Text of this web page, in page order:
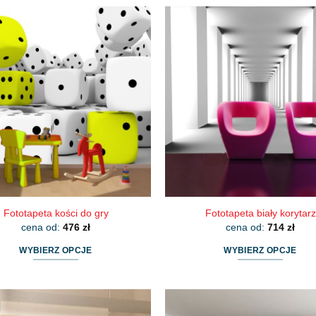
wariantów.
Opcje
można
wybrać
stronie
produktu
wiele
wariantów.
Opcje
można
wybrać
na
stronie
produktu
Fototapeta kości do gry
cena od: 476 zł
WYBIERZ OPCJE
Fototapeta biały korytarz
cena od: 714 zł
WYBIERZ OPCJE